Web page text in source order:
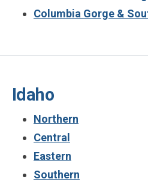
Columbia Gorge &
Idaho
Northern
Central
Eastern
Southern